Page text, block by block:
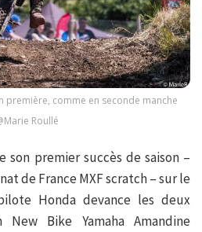
première, comme en seconde manche
Roullé
son premier succès de saison –
de France MXF scratch – sur le
Honda devance les deux
Bike Yamaha Amandine